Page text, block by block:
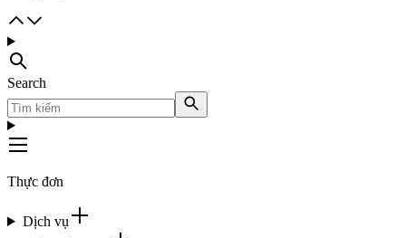
Search
Thực đơn
Dịch vụ